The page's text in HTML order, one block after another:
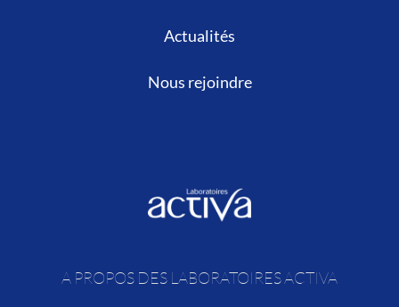
Actualités
Nous rejoindre
A PROPOS DES LABORATOIRES ACTIVA